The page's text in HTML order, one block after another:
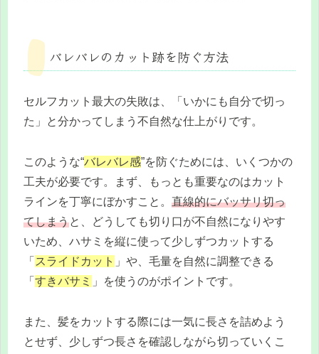
バレバレのカット跡を防ぐ方法
セルフカット最大の失敗は、「いかにも自分で切っ
た」と分かってしまう不自然な仕上がりです。
このような“バレバレ感”を防ぐためには、いくつかの
工夫が必要です。まず、もっとも重要なのはカット
ラインを丁寧にぼかすこと。 直線的にバッサリ切っ
てしまうと、どうしても切り口が不自然になりやす
いため、ハサミを縦に使って少しずつカットする
「 スライドカット 」や、毛量を自然に調整できる
「 すきバサミ 」を使うのがポイントです。
また、髪をカットする際には一気に長さを詰めよう
とせず、少しずつ長さを確認しながら切っていくこ